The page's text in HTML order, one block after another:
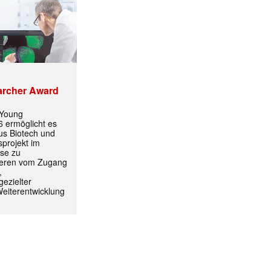
Award
ermöglicht es
Biotech und
im
zu
vom Zugang